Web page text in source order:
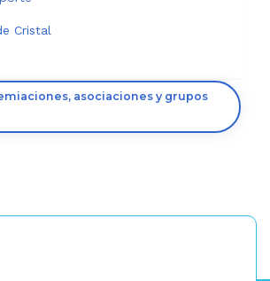
Cristal
asociaciones y grupos